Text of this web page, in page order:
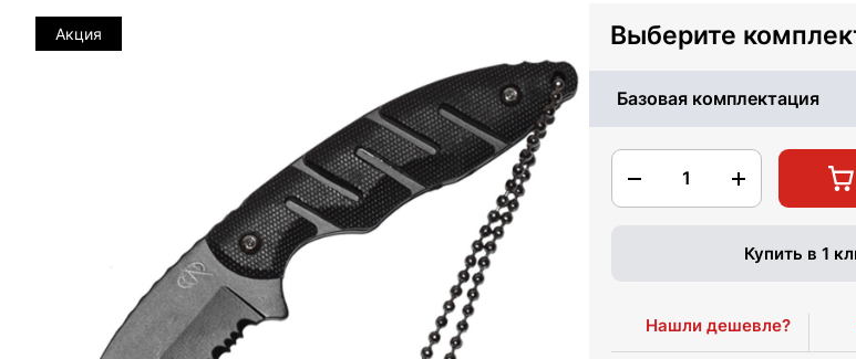
Акция Выберите
Базовая комплектация
1
Купить в 1
Нашли дешевле?